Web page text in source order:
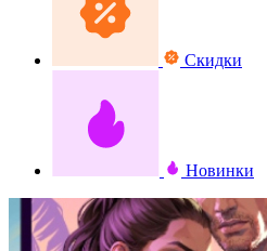
Скидки
Новинки